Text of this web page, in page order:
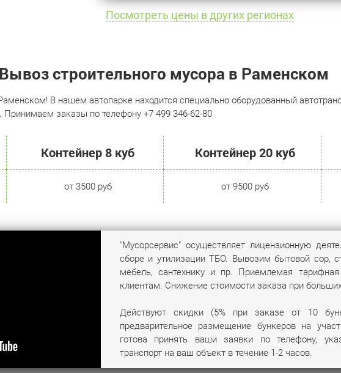
Посмотреть цены в других регионах
Вывоз строительного мусора в Раменском
В нашем автопарке находится специально оборудованный
заказы по телефону +7 499 346-62-80
Контейнер 8 куб Контейнер 20 куб
от 3500 руб от 9500 руб
"Мусорсервис" осуществляет лицензионную
сборе и утилизации ТБО. Вывозим бытовой сор,
мебель, сантехнику и пр. Приемлемая
клиентам. Снижение стоимости заказа при
Действуют скидки (5% при заказе от 10
предварительное размещение бункеров на
готова принять ваши заявки по телефону,
транспорт на ваш объект в течение 1-2 часов.